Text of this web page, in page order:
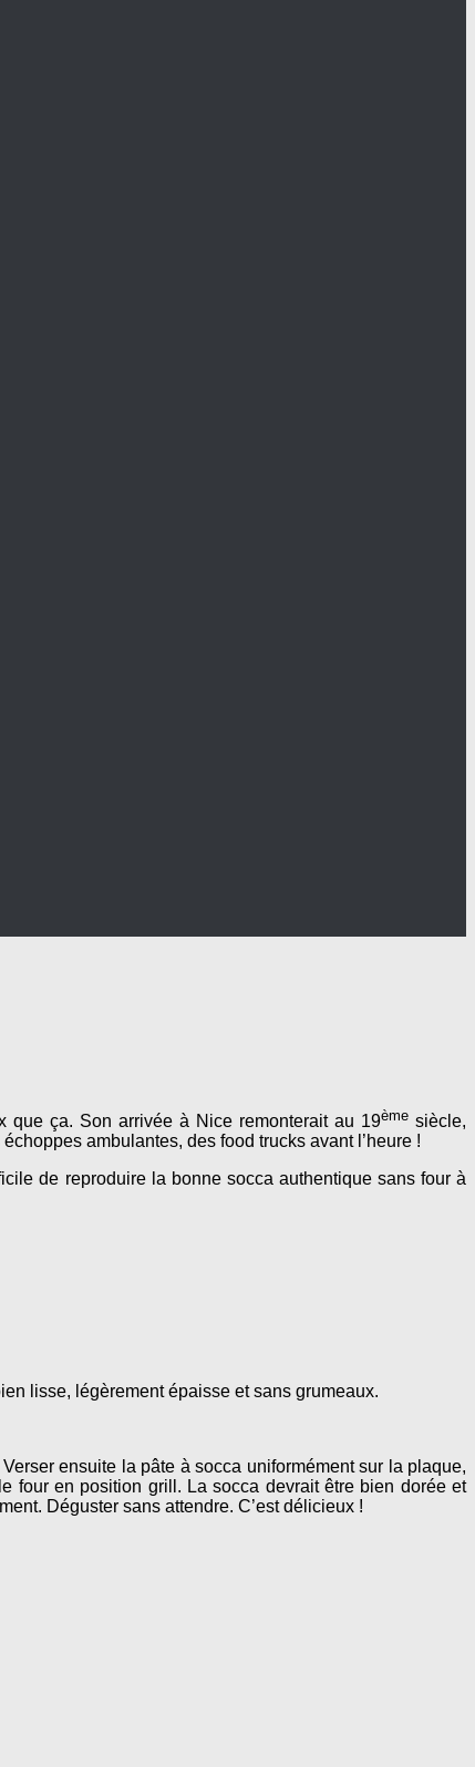
que ça. Son arrivée à Nice remonterait au 19èmesiècle,
ambulantes, des food trucks avant l’heure !
de reproduire la bonne socca authentique sans four à
lisse, légèrement épaisse et sans grumeaux.
ensuite la pâte à socca uniformément sur la plaque,
four en position grill. La socca devrait être bien dorée et
Déguster sans attendre. C’est délicieux !